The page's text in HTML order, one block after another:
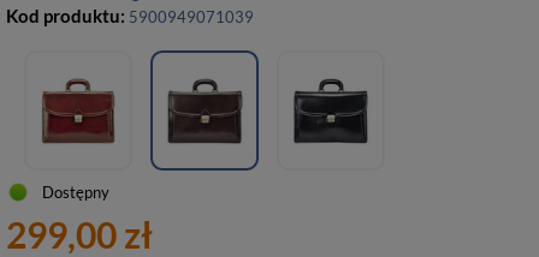
Kod produktu: 5900949071039
Dostępny
299,00 zł